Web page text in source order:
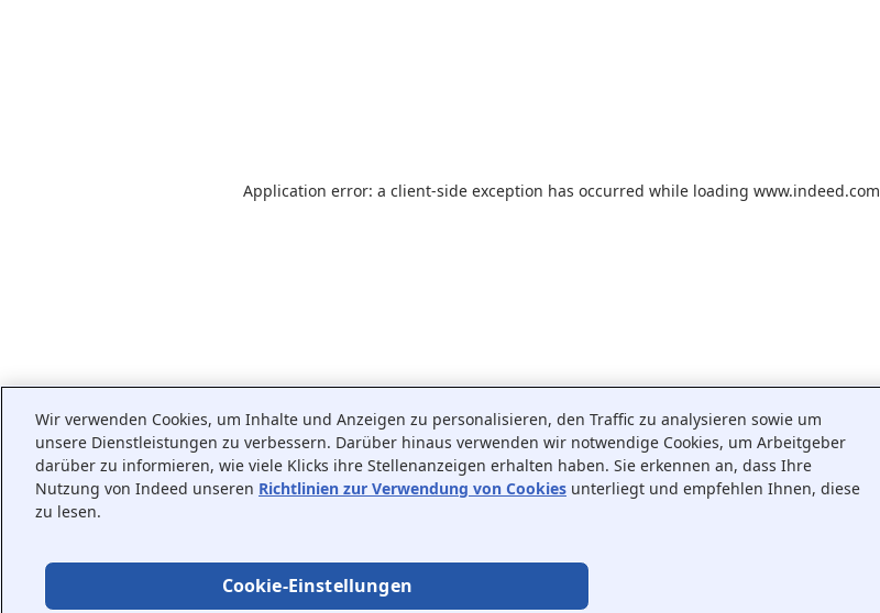
Application error: a client-side exception has occurred while loading www.indeed.com
Wir verwenden Cookies, um Inhalte und Anzeigen zu personalisieren, den Traffic zu analysieren sowie um
unsere Dienstleistungen zu verbessern. Darüber hinaus verwenden wir notwendige Cookies, um Arbeitgeber
darüber zu informieren, wie viele Klicks ihre Stellenanzeigen erhalten haben. Sie erkennen an, dass Ihre
Nutzung von Indeed unseren Richtlinien zur Verwendung von Cookies unterliegt und empfehlen Ihnen, diese
zu lesen.
Cookie-Einstellungen